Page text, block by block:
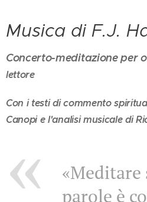
Musica di F.J.
Concerto-meditazione per
lettore
Con i testi di commento
Canopie l'analisi musicale di
«Meditare
parole è